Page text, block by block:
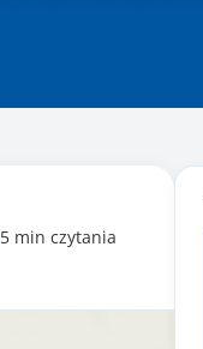
5 min czytania